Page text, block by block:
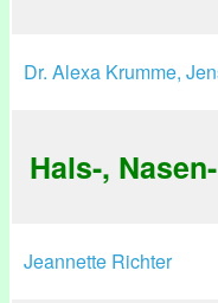
Dr. Alexa Krumme,
Hals-,
Jeannette Richter